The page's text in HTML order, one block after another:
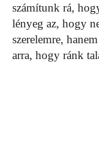
számítunk rá,
lényeg az, hogy
szerelemre,
arra, hogy ránk